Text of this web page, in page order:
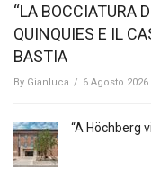
“LA BOCCIATURA
QUINQUIES E IL
BASTIA
By Gianluca / 6 Agosto 2026
“A Höchberg